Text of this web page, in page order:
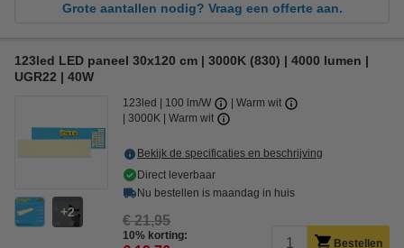
Grote aantallen nodig? Vraag een offerte aan.
123led LED paneel 30x120 cm | 3000K (830) | 4000 lumen |
UGR22 | 40W
2
123led 100 lm/W
Warm wit
3000K | Warm wit
Bekijk de specificaties en beschrijving
Direct leverbaar
Nu bestellen is maandag in huis
€ 21,95
10% korting:
Bestellen